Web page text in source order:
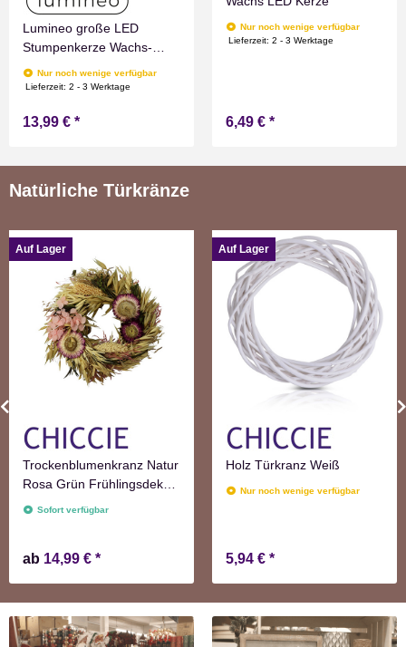
Lumineo große LED
Stumpenkerze Wachs-
Optik Grün mit Timer
Flammen Effect für
hoch
Nur noch wenige verfügbar
Lieferzeit:2 - 3 Werktage
13,99 € *
Nur noch wenige verfügbar
Lieferzeit:2 - 3 Werktage
6,49 € *
Natürliche Türkränze
Auf Lager
Trockenblumenkranz Natur
Rosa Grün Frühlingsdeko
Blumen
Sofort verfügbar
ab 14,99 € *
Auf Lager
Holz Türkranz Weiß
Nur noch wenige verfügbar
5,94 € *